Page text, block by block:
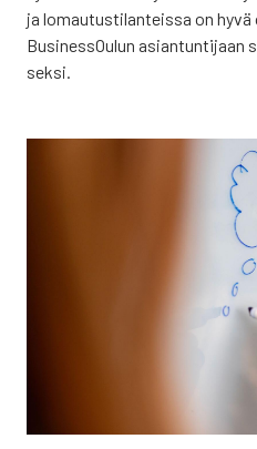
ja lomau­tus­ti­lan­teis­sa on hyvä
Business­Oulun
sek­si.